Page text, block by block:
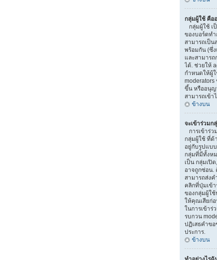
กลุ่มผู้ใช้ คือ
กลุ่มผู้ใช้ เ
ของบอร์ดท
สามารถเป็
พร้อมกัน (ซึ่
และสามาร
ได้. ช่วยให้
กำหนดให้ผู้
moderators
ขึ้น หรืออนุญ
สามารถเข้า
ข้างบน
จะเข้าร่วมก
การเข้าร่ว
กลุ่มผู้ใช้ ที่ด้
อยู่กับรูปแบ
กลุ่มที่มีทั้งห
เป็น กลุ่มเปิ
อาจถูกซ่อน.
สามารถส่งค
คลิกที่ปุ่มเข้
ของกลุ่มผู้ใ
ให้คุณเสียก่อ
ในการเข้าร่
รบกวน
ปฏิเสธคำข
ประการ.
ข้างบน